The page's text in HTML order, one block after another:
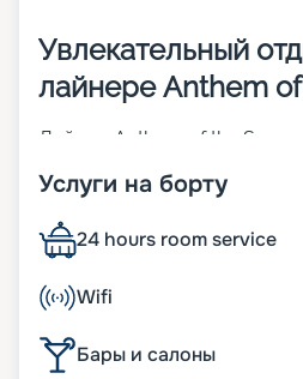
Увлекательный
лайнере Anthem
Лайнер Anthem of the Seas –
судно имеет
длину лайнер 348 метров, а
Корабль готов разместить
до 4180 пассажиров,
каюту нужного класса из
• панорамная капсула,
Услуги на борту
24 hours room service
Wifi
Бары и салоны